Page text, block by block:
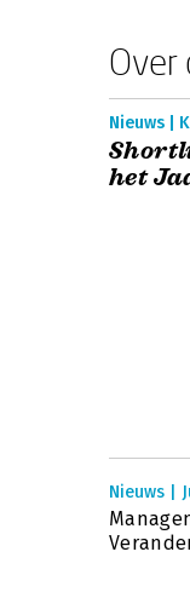
Nieuws |
het
Nieuws |